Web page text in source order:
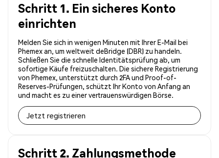
Schritt 1. Ein sicheres Konto
einrichten
Melden Sie sich in wenigen Minuten mit Ihrer E-Mail bei
Phemex an, um weltweit deBridge (DBR) zu handeln.
Schließen Sie die schnelle Identitätsprüfung ab, um
sofortige Käufe freizuschalten. Die sichere Registrierung
von Phemex, unterstützt durch 2FA und Proof-of-
Reserves-Prüfungen, schützt Ihr Konto von Anfang an
und macht es zu einer vertrauenswürdigen Börse.
Jetzt registrieren
Schritt 2. Zahlungsmethode